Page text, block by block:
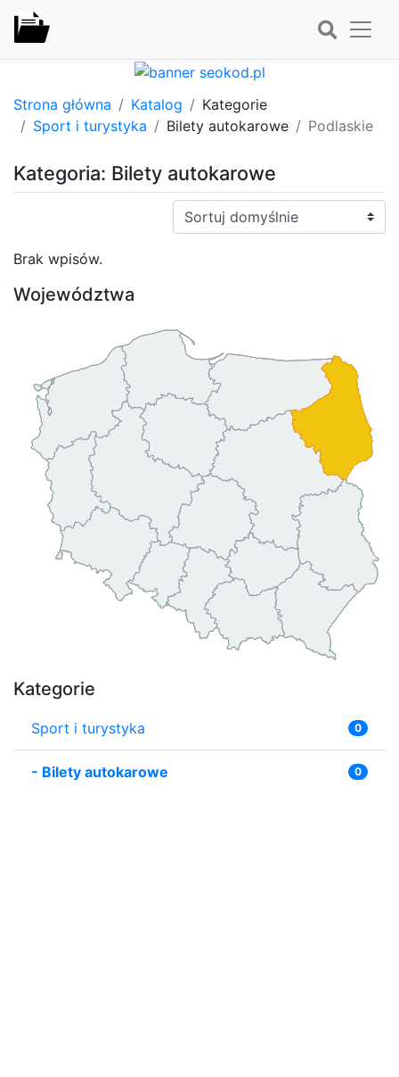
Strona główna Katalog
Kategorie
Sport i turystyka
Bilety autokarowe Podlaskie
Kategoria: Bilety autokarowe
Sortuj:
Brak wpisów.
Województwa
Kategorie
Sport i turystyka 0
- Bilety autokarowe 0